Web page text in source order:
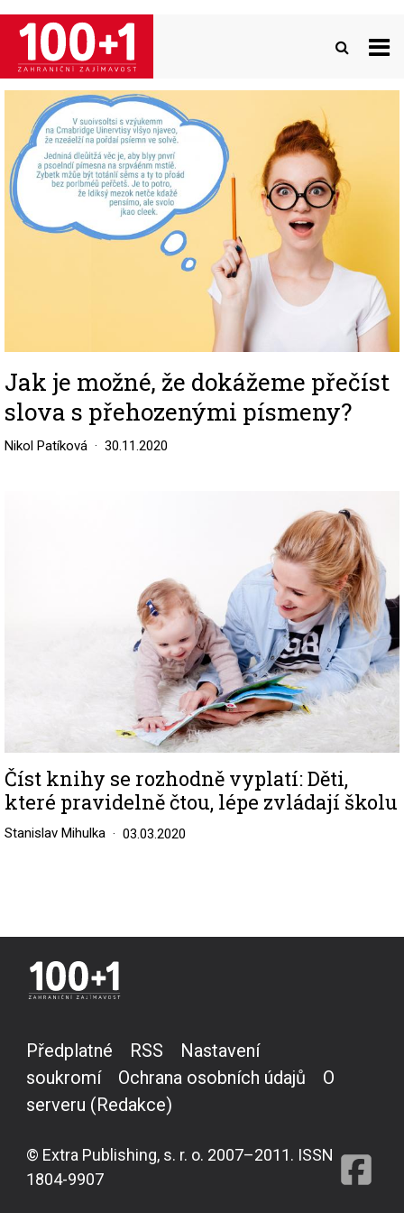
Přejít
hlavnímu
obsahu
Image
Jak je možné, že dokážeme přečíst
slova s přehozenými písmeny?
Nikol Patíková 30.11.2020
Číst knihy se rozhodně vyplatí: Děti,
které pravidelně čtou, lépe zvládají školu
Stanislav Mihulka 03.03.2020
Předplatné RSS
Nastavení
soukromí
Ochrana osobních údajů
O
serveru (Redakce)
© Extra Publishing, s. r. o. 2007–2011. ISSN
1804-9907